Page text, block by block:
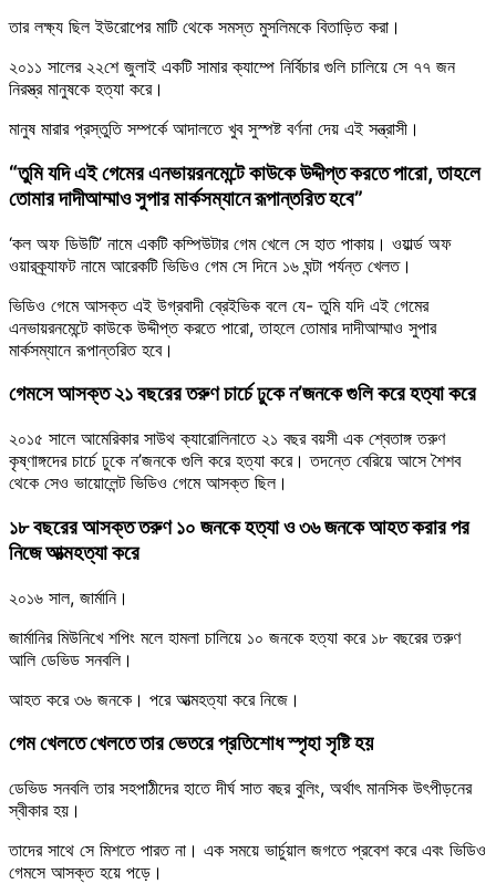
তার লক্ষ্য ছিল ইউরোপের মাটি থেকে সমস্ত মুসলিমকে বিতাড়িত করা।
২০১১ সালের ২২শে জুলাই একটি সামার ক্যাম্পে নির্বিচার গুলি চালিয়ে সে ৭৭ জন
নিরস্ত্র মানুষকে হত্যা করে।
মানুষ মারার প্রস্তুতি সম্পর্কে আদালতে খুব সুস্পষ্ট বর্ণনা দেয় এই সন্ত্রাসী।
“তুমি যদি এই গেমের এনভায়রনমেন্টে কাউকে উদ্দীপ্ত করতে পারো, তাহলে
তোমার দাদীআম্মাও সুপার মার্কসম্যানে রূপান্তরিত হবে”
‘কল অফ ডিউটি’ নামে একটি কম্পিউটার গেম খেলে সে হাত পাকায়। ওয়ার্ল্ড অফ
ওয়ারক্র্যাফট নামে আরেকটি ভিডিও গেম সে দিনে ১৬ ঘন্টা পর্যন্ত খেলত।
ভিডিও গেমে আসক্ত এই উগ্রবাদী ব্রেইভিক বলে যে- তুমি যদি এই গেমের
এনভায়রনমেন্টে কাউকে উদ্দীপ্ত করতে পারো, তাহলে তোমার দাদীআম্মাও সুপার
মার্কসম্যানে রূপান্তরিত হবে।
গেমসে আসক্ত ২১ বছরের তরুণ চার্চে ঢুকে ন’জনকে গুলি করে হত্যা করে
২০১৫ সালে আমেরিকার সাউথ ক্যারোলিনাতে ২১ বছর বয়সী এক শ্বেতাঙ্গ তরুণ
কৃষ্ণাঙ্গদের চার্চে ঢুকে ন’জনকে গুলি করে হত্যা করে। তদন্তে বেরিয়ে আসে শৈশব
থেকে সেও ভায়োলেন্ট ভিডিও গেমে আসক্ত ছিল।
১৮ বছরের আসক্ত তরুণ ১০ জনকে হত্যা ও ৩৬ জনকে আহত করার পর
নিজে আত্মহত্যা করে
২০১৬ সাল, জার্মানি।
জার্মানির মিউনিখে শপিং মলে হামলা চালিয়ে ১০ জনকে হত্যা করে ১৮ বছরের তরুণ
আলি ডেভিড সনবলি।
আহত করে ৩৬ জনকে। পরে আত্মহত্যা করে নিজে।
গেম খেলতে খেলতে তার ভেতরে প্রতিশোধ স্পৃহা সৃষ্টি হয়
ডেভিড সনবলি তার সহপাঠীদের হাতে দীর্ঘ সাত বছর বুলিং, অর্থাৎ মানসিক উৎপীড়নের
স্বীকার হয়।
তাদের সাথে সে মিশতে পারত না। এক সময়ে ভার্চুয়াল জগতে প্রবেশ করে এবং ভিডিও
গেমসে আসক্ত হয়ে পড়ে।